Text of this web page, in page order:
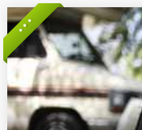
* * *